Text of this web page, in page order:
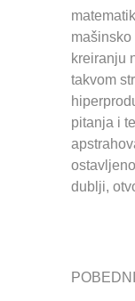
kreiranju
takvom
pitanja i
dublji,